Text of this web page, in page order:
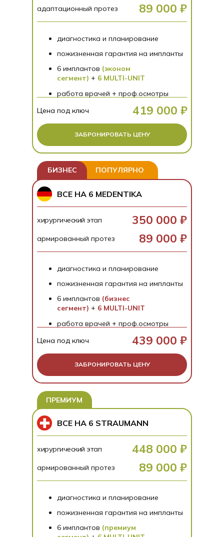
ПРЕМИУМ
6 имплантов (премиум
пожизненная гарантия на импланты
диагностика и планирование
89 000 ₽
армированный протез
448 000 ₽
хирургический этап
ВСЕ НА 6 STRAUMANN
ПОПУЛЯРНО
БИЗНЕС
ЗАБРОНИРОВАТЬ ЦЕНУ
439 000 ₽
Цена под ключ
работа врачей + проф.осмотры
6 имплантов (бизнес
сегмент) + 6 MULTI-UNIT
пожизненная гарантия на импланты
диагностика и планирование
89 000 ₽
армированный протез
350 000 ₽
хирургический этап
ВСЕ НА 6 MEDENTIKA
ЗАБРОНИРОВАТЬ ЦЕНУ
419 000 ₽
Цена под ключ
работа врачей + проф.осмотры
6 имплантов (эконом
сегмент) + 6 MULTI-UNIT
пожизненная гарантия на импланты
диагностика и планирование
89 000 ₽
адаптационный протез
Оплатите до 15%